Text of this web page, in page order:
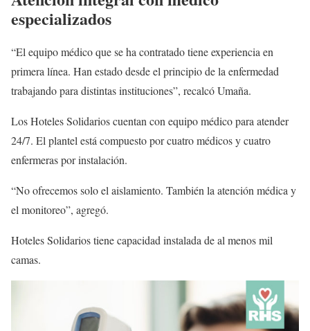
especializados
“El equipo médico que se ha contratado tiene experiencia en
primera línea. Han estado desde el principio de la enfermedad
trabajando para distintas instituciones”, recalcó Umaña.
Los Hoteles Solidarios cuentan con equipo médico para atender
24/7. El plantel está compuesto por cuatro médicos y cuatro
enfermeras por instalación.
“No ofrecemos solo el aislamiento. También la atención médica y
el monitoreo”, agregó.
Hoteles Solidarios tiene capacidad instalada de al menos mil
camas.